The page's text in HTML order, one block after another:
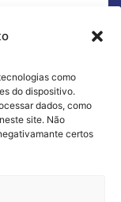
como
do dispositivo.
dados, como
site. Não
certos
sucesso